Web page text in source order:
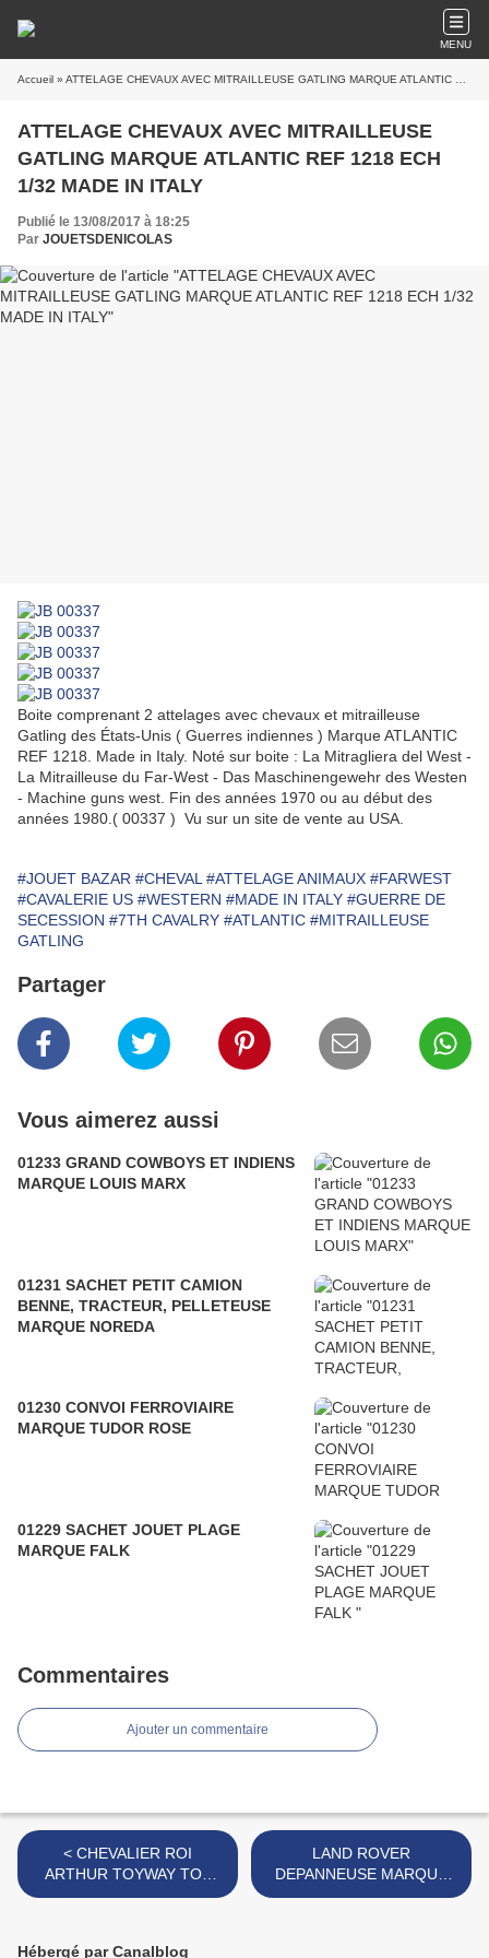
MENU
Accueil » ATTELAGE CHEVAUX AVEC MITRAILLEUSE GATLING MARQUE ATLANTIC REF 1218 ECH 1/32 MADE IN ITALY
ATTELAGE CHEVAUX AVEC MITRAILLEUSE
GATLING MARQUE ATLANTIC REF 1218 ECH
1/32 MADE IN ITALY
Publié le 13/08/2017 à 18:25
Par JOUETSDENICOLAS
Boite comprenant 2 attelages avec chevaux et mitrailleuse
Gatling des États-Unis ( Guerres indiennes ) Marque ATLANTIC
REF 1218. Made in Italy. Noté sur boite : La Mitragliera del West -
La Mitrailleuse du Far-West - Das Maschinengewehr des Westen
- Machine guns west. Fin des années 1970 ou au début des
années 1980.( 00337 ) Vu sur un site de vente au USA.
#JOUET BAZAR #CHEVAL #ATTELAGE ANIMAUX #FARWEST
#CAVALERIE US #WESTERN #MADE IN ITALY #GUERRE DE
SECESSION #7TH CAVALRY #ATLANTIC #MITRAILLEUSE
GATLING
Partager
Vous aimerez aussi
01233 GRAND COWBOYS ET INDIENS
MARQUE LOUIS MARX
01231 SACHET PETIT CAMION
BENNE, TRACTEUR, PELLETEUSE
MARQUE NOREDA
01230 CONVOI FERROVIAIRE
MARQUE TUDOR ROSE
01229 SACHET JOUET PLAGE
MARQUE FALK
Commentaires
Ajouter un commentaire
< CHEVALIER ROI
ARTHUR TOYWAY TOY
SOLDIERS MADE IN
LAND ROVER
DEPANNEUSE MARQUE
KARPAN >
Hébergé par Canalblog